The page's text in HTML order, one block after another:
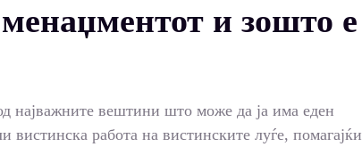
и зошто е
најважните вештини што може да ја има еден
вистинска работа на вистинските луѓе, помагајќи